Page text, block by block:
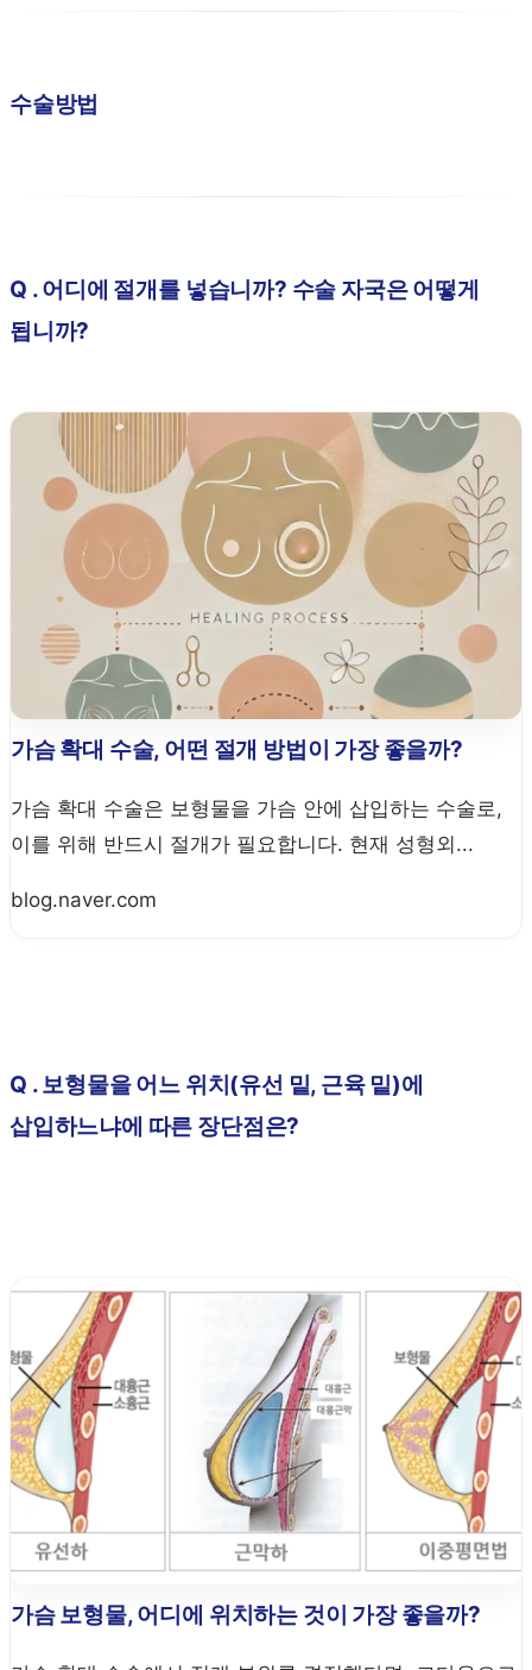
수술방법
Q . 어디에 절개를 넣습니까? 수술 자국은 어떻게
됩니까?
가슴 확대 수술, 어떤 절개 방법이 가장 좋을까?
가슴 확대 수술은 보형물을 가슴 안에 삽입하는 수술로,
이를 위해 반드시 절개가 필요합니다. 현재 성형외...
blog.naver.com
Q . 보형물을 어느 위치(유선 밑, 근육 밑)에
삽입하느냐에 따른 장단점은?
가슴 보형물, 어디에 위치하는 것이 가장 좋을까?